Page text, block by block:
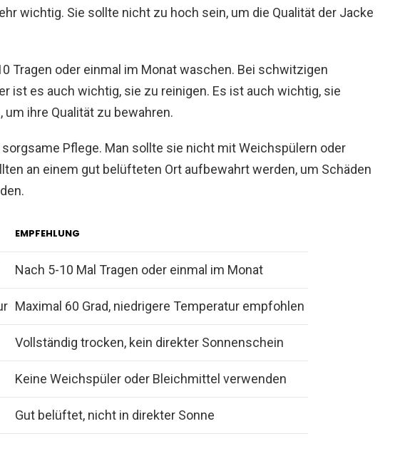
wichtig. Sie sollte nicht zu hoch sein, um die Qualität der Jacke
Tragen oder einmal im Monat waschen. Bei schwitzigen
ist es auch wichtig, sie zu reinigen. Es ist auch wichtig, sie
ihre Qualität zu bewahren.
Pflege. Man sollte sie nicht mit Weichspülern oder
an einem gut belüfteten Ort aufbewahrt werden, um Schäden
EMPFEHLUNG
Nach 5-10 Mal Tragen oder einmal im Monat
Maximal 60 Grad, niedrigere Temperatur empfohlen
Vollständig trocken, kein direkter Sonnenschein
Keine Weichspüler oder Bleichmittel verwenden
Gut belüftet, nicht in direkter Sonne